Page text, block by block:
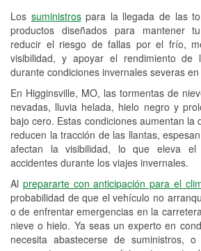
Los suministrospara la llegada de las
productos diseñados para mantener
reducir el riesgo de fallas por el frío,
visibilidad, y apoyar el rendimiento
durante condiciones invernales severas
En Higginsville, MO, las tormentas de
nevadas, lluvia helada, hielo negro y
bajo cero. Estas condiciones aumentan la
reducen la tracción de las llantas,
afectan la visibilidad, lo que eleva
accidentes durante los viajes invernales.
Al prepararte con anticipación para el
probabilidad de que el vehículo no
o de enfrentar emergencias en la
nieve o hielo. Ya seas un experto en
necesita abastecerse de suministros,
Reciclaje de baterías y
Instalación de bombillas
Instalación de
Programa de Préstamo de
Herramientas
Mezcla de pinturas
Rectificación de tambores
freno
Mangueras hidráulicas a
Snowstorm Supplies